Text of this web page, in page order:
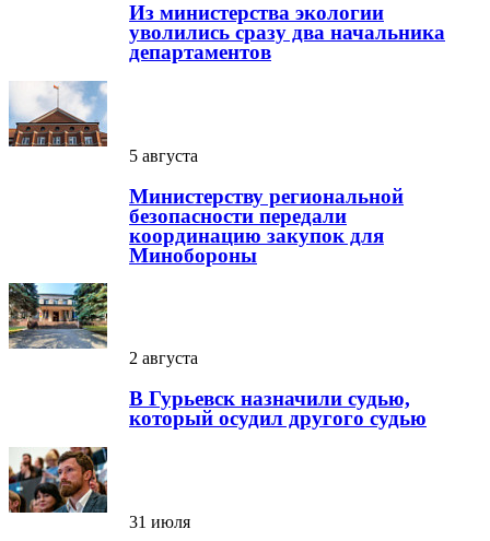
Из министерства экологии
уволились сразу два начальника
департаментов
5 августа
Министерству региональной
безопасности передали
координацию закупок для
Минобороны
2 августа
В Гурьевск назначили судью,
который осудил другого судью
31 июля